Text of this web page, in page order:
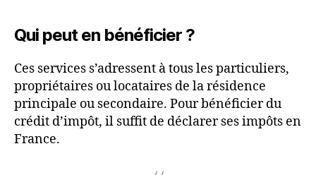
Qui peut en bénéficier ?
Ces services s’adressent à tous les particuliers,
propriétaires ou locataires de la résidence
principale ou secondaire. Pour bénéficier du
crédit d’impôt, il suffit de déclarer ses impôts en
France.